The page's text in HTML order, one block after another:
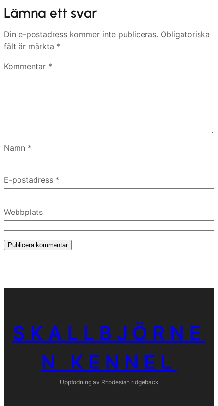
Lämna ett svar
Din e-postadress kommer inte publiceras. Obligatoriska
fält är märkta *
Kommentar *
Namn *
E-postadress *
Webbplats
SKALLBJÖRNE
N KENNEL
Uppfödning av Rhodesian ridgeback